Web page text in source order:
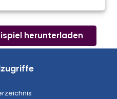
herunterladen